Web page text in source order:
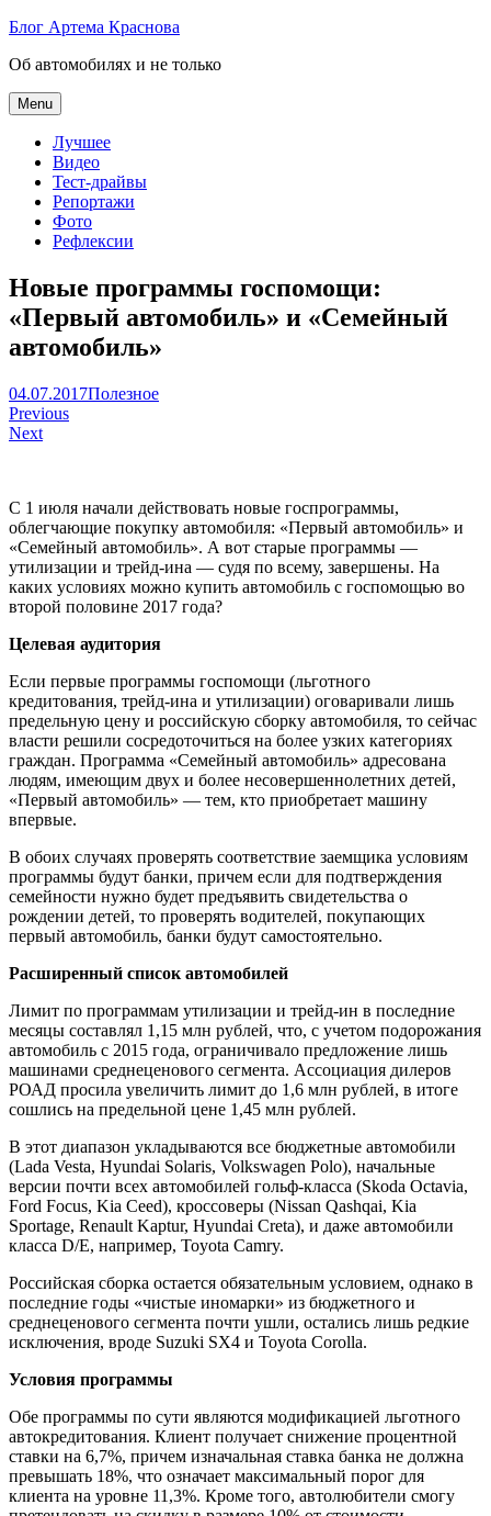
Skip
content
Блог Артема Краснова
Об автомобилях и не только
Menu
Лучшее
Видео
Тест-драйвы
Репортажи
Фото
Рефлексии
Новые программы госпомощи:
«Первый автомобиль» и «Семейный
автомобиль»
Артем
Краснов
04.07.2017Полезное
Навигация
по
Previous
Next
С 1 июля начали действовать новые госпрограммы,
облегчающие покупку автомобиля: «Первый автомобиль» и
«Семейный автомобиль». А вот старые программы —
утилизации и трейд-ина — судя по всему, завершены. На
каких условиях можно купить автомобиль с госпомощью во
второй половине 2017 года?
Целевая аудитория
Если первые программы госпомощи (льготного
кредитования, трейд-ина и утилизации) оговаривали лишь
предельную цену и российскую сборку автомобиля, то сейчас
власти решили сосредоточиться на более узких категориях
граждан. Программа «Семейный автомобиль» адресована
людям, имеющим двух и более несовершеннолетних детей,
«Первый автомобиль» — тем, кто приобретает машину
впервые.
В обоих случаях проверять соответствие заемщика условиям
программы будут банки, причем если для подтверждения
семейности нужно будет предъявить свидетельства о
рождении детей, то проверять водителей, покупающих
первый автомобиль, банки будут самостоятельно.
Расширенный список автомобилей
Лимит по программам утилизации и трейд-ин в последние
месяцы составлял 1,15 млн рублей, что, с учетом подорожания
автомобиль с 2015 года, ограничивало предложение лишь
машинами среднеценового сегмента. Ассоциация дилеров
РОАД просила увеличить лимит до 1,6 млн рублей, в итоге
сошлись на предельной цене 1,45 млн рублей.
В этот диапазон укладываются все бюджетные автомобили
(Lada Vesta, Hyundai Solaris, Volkswagen Polo), начальные
версии почти всех автомобилей гольф-класса (Skoda Octavia,
Ford Focus, Kia Ceed), кроссоверы (Nissan Qashqai, Kia
Sportage, Renault Kaptur, Hyundai Creta), и даже автомобили
класса D/E, например, Toyota Camry.
Российская сборка остается обязательным условием, однако в
последние годы «чистые иномарки» из бюджетного и
среднеценового сегмента почти ушли, остались лишь редкие
исключения, вроде Suzuki SX4 и Toyota Corolla.
Условия программы
Обе программы по сути являются модификацией льготного
автокредитования. Клиент получает снижение процентной
ставки на 6,7%, причем изначальная ставка банка не должна
превышать 18%, что означает максимальный порог для
клиента на уровне 11,3%. Кроме того, автолюбители смогу